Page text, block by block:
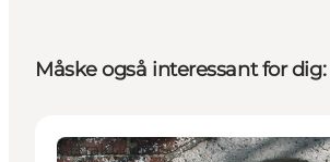
Måske også interessant for dig:
Attraktioner